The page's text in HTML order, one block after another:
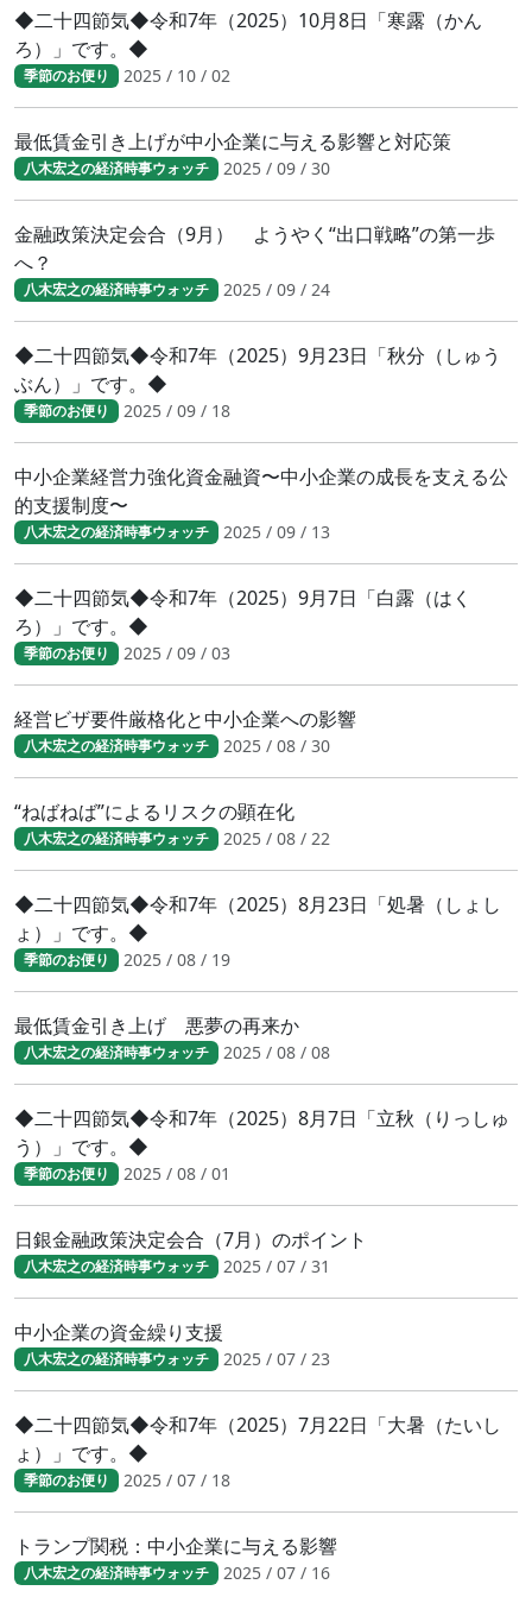
◆二十四節気◆令和7年（2025）10月8日「寒露（かん
ろ）」です。◆
季節のお便り 2025 / 10 / 02
最低賃金引き上げが中小企業に与える影響と対応策
八木宏之の経済時事ウォッチ 2025 / 09 / 30
金融政策決定会合（9月） ようやく“出口戦略”の第一歩
へ？
八木宏之の経済時事ウォッチ 2025 / 09 / 24
◆二十四節気◆令和7年（2025）9月23日「秋分（しゅう
ぶん）」です。◆
季節のお便り 2025 / 09 / 18
中小企業経営力強化資金融資〜中小企業の成長を支える公
的支援制度〜
八木宏之の経済時事ウォッチ 2025 / 09 / 13
◆二十四節気◆令和7年（2025）9月7日「白露（はく
ろ）」です。◆
季節のお便り 2025 / 09 / 03
経営ビザ要件厳格化と中小企業への影響
八木宏之の経済時事ウォッチ 2025 / 08 / 30
“ねばねば”によるリスクの顕在化
八木宏之の経済時事ウォッチ 2025 / 08 / 22
◆二十四節気◆令和7年（2025）8月23日「処暑（しょし
ょ）」です。◆
季節のお便り 2025 / 08 / 19
最低賃金引き上げ 悪夢の再来か
八木宏之の経済時事ウォッチ 2025 / 08 / 08
◆二十四節気◆令和7年（2025）8月7日「立秋（りっしゅ
う）」です。◆
季節のお便り 2025 / 08 / 01
日銀金融政策決定会合（7月）のポイント
八木宏之の経済時事ウォッチ 2025 / 07 / 31
中小企業の資金繰り支援
八木宏之の経済時事ウォッチ 2025 / 07 / 23
◆二十四節気◆令和7年（2025）7月22日「大暑（たいし
ょ）」です。◆
季節のお便り 2025 / 07 / 18
トランプ関税：中小企業に与える影響
八木宏之の経済時事ウォッチ 2025 / 07 / 16